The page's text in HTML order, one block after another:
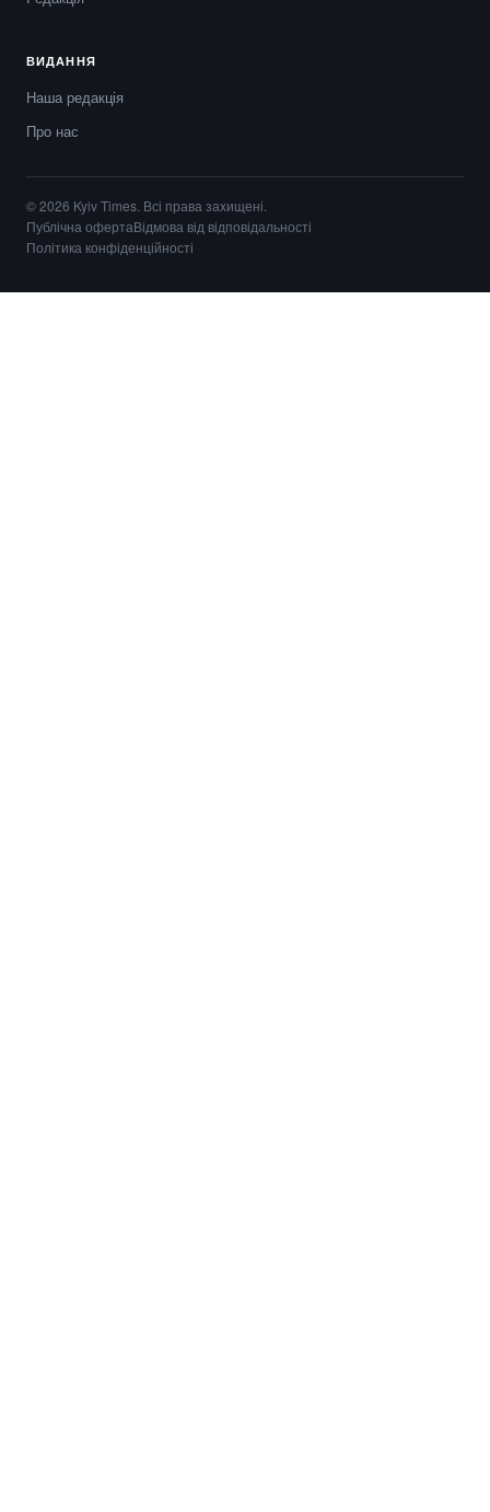
ВИДАННЯ
Наша редакція
Про нас
© 2026 Kyiv Times. Всі права захищені.
Публічна офертаВідмова від відповідальності
Політика конфіденційності